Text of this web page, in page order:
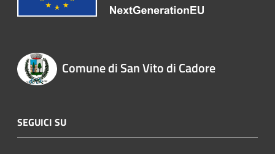
Comune di San Vito di Cadore
SEGUICI SU